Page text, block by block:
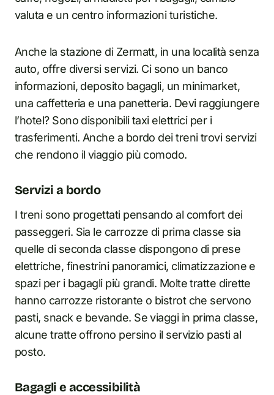
valuta e un centro informazioni turistiche.
Anche la stazione di Zermatt, in una località senza
auto, offre diversi servizi. Ci sono un banco
informazioni, deposito bagagli, un minimarket,
una caffetteria e una panetteria. Devi raggiungere
l’hotel? Sono disponibili taxi elettrici per i
trasferimenti. Anche a bordo dei treni trovi servizi
che rendono il viaggio più comodo.
Servizi a bordo
I treni sono progettati pensando al comfort dei
passeggeri. Sia le carrozze di prima classe sia
quelle di seconda classe dispongono di prese
elettriche, finestrini panoramici, climatizzazione e
spazi per i bagagli più grandi. Molte tratte dirette
hanno carrozze ristorante o bistrot che servono
pasti, snack e bevande. Se viaggi in prima classe,
alcune tratte offrono persino il servizio pasti al
posto.
Bagagli e accessibilità